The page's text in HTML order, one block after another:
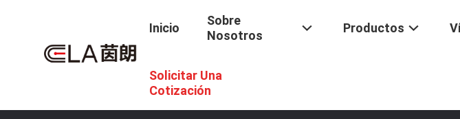
Inicio
Sobre
Nosotros
Productos
Solicitar Una
Cotización
Cerradura Elegante Del Hotel
Con Un Grosor De 35 A 90 Milímetros, Lo Que Garantiza La Seguridad Del Hotel.